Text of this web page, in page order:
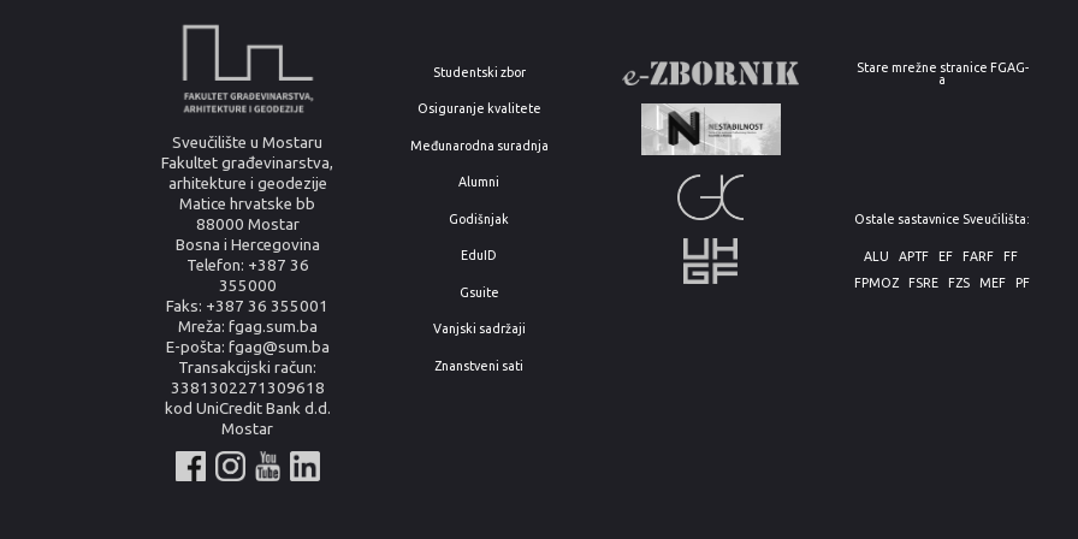
Sveučilište u Mostaru
Fakultet građevinarstva,
arhitekture i geodezije
Matice hrvatske bb
88000 Mostar
Bosna i Hercegovina
Telefon: +387 36
355000
Faks: +387 36 355001
Mreža: fgag.sum.ba
E-pošta: fgag@sum.ba
Transakcijski račun:
3381302271309618
kod UniCredit Bank d.d.
Mostar
Studentski zbor
Osiguranje kvalitete
Međunarodna suradnja
Alumni
Godišnjak
EduID
Gsuite
Vanjski sadržaji
Znanstveni sati
Stare mrežne stranice FGAG-
a
Ostale sastavnice Sveučilišta:
ALU APTF EF FARF
FF
FPMOZ
FSRE FZS MEF PF